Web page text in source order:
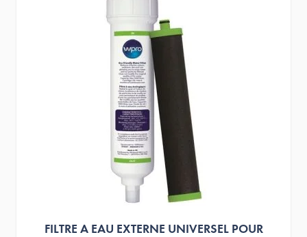
FILTRE A EAU EXTERNE UNIVERSEL POUR